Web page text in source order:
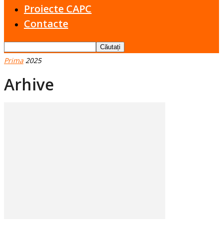
Proiecte CAPC
Contacte
Prima 2025
Arhive